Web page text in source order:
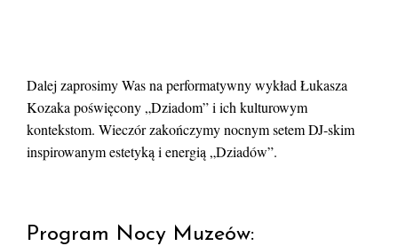
Dalej zaprosimy Was na performatywny wykład Łukasza
Kozaka poświęcony „Dziadom” i ich kulturowym
kontekstom. Wieczór zakończymy nocnym setem DJ-skim
inspirowanym estetyką i energią „Dziadów”.
Program Nocy Muzeów: